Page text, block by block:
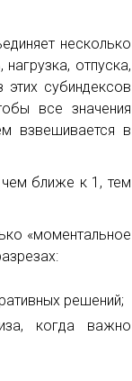
несколько
отпуска,
субиндексов
все значения
взвешивается в
ближе к 1, тем
«моментальное
решений;
когда важно